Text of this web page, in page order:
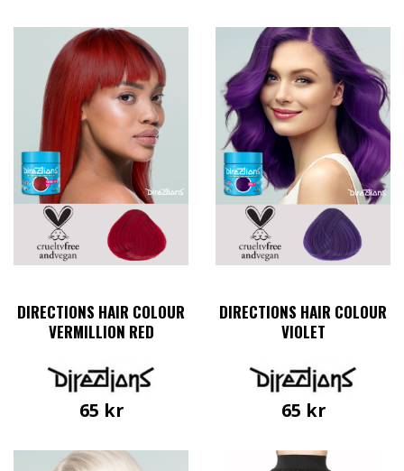
DIRECTIONS HAIR COLOUR
VERMILLION RED
65 kr
DIRECTIONS HAIR COLOUR
VIOLET
65 kr